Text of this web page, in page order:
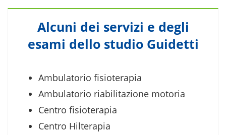
Alcuni dei servizi e degli
esami dello studio Guidetti
Ambulatorio fisioterapia
Ambulatorio riabilitazione motoria
Centro fisioterapia
Centro Hilterapia